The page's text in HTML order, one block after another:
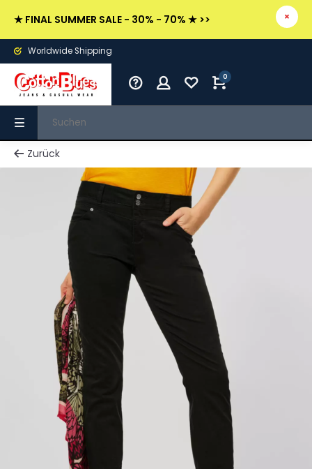
★ FINAL SUMMER SALE - 30% - 70% ★ >>
Worldwide Shipping
0
Zurück